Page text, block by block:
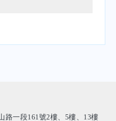
一段161號2樓、5樓、13樓